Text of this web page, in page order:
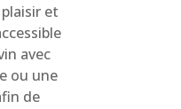
et
avec
ou une
de